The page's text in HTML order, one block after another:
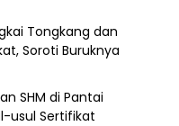
Tongkang dan
Soroti Buruknya
SHM di Pantai
usul Sertifikat